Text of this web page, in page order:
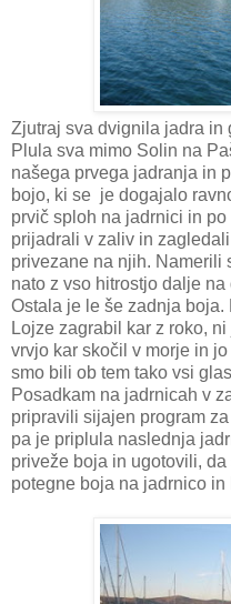
Zjutraj sva dvignila jadra in
Plula sva mimo Solin na
našega prvega jadranja in
bojo, ki se je dogajalo
prvič sploh na jadrnici in
prijadrali v zaliv in
privezane na njih. Namerili
nato z vso hitrostjo dalje
Ostala je le še zadnja
Lojze zagrabil kar z roko,
vrvjo kar skočil v morje in
smo bili ob tem tako vsi
Posadkam na jadrnicah v
pripravili sijajen program
pa je priplula naslednja
priveže boja in ugotovili,
potegne boja na jadrnico